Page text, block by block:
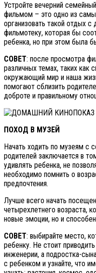
Устройте вечерний
фильмом – это одно из
организовать такой отдых
фильмотеку, которая бы
ребенка, но при этом была
СОВЕТ: после просмотра
различных темах, таких как
окружающий мир и наша
помогают сблизить
доброте и правильному
ПОХОД В МУЗЕЙ
Начать ходить по музеям с
родителей заключается в
удивлять ребенка, не
необходимо помнить о
предпочтения.
Лучше всего начать
четырехлетнего возраста,
новые эмоции, но и способен
СОВЕТ: выбирайте место,
ребенку. Не стоит
инженерии, а подростка-
с ребенком и узнайте, что